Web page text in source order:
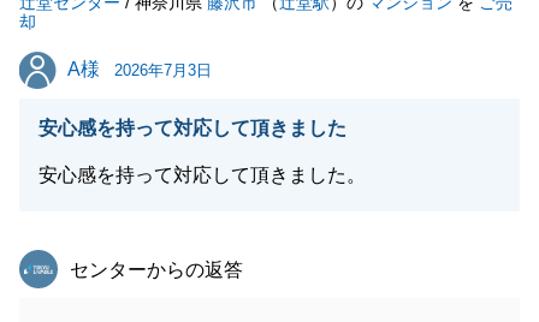
閉じる
却
A様
A様 2026年7月3日
安心感を持って対応して頂きました
安心感を持って対応して頂きました。
東急リバブル
センターからの返答